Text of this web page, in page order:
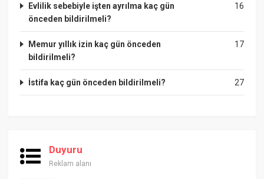
16
Evlilik sebebiyle işten ayrılma kaç gün
önceden bildirilmeli?
17
Memur yıllık izin kaç gün önceden
bildirilmeli?
27
İstifa kaç gün önceden bildirilmeli?
Duyuru
Reklam alanı